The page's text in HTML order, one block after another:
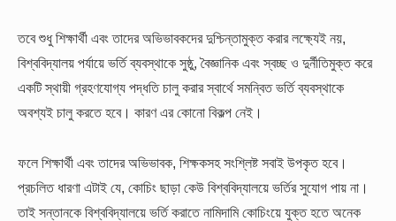
তবে শুধু শিক্ষার্থী এবং তাদের অভিভাবকদের দুশ্চিন্তামুক্ত করার লক্ষ্যেই নয়,
বিশ্ববিদ্যালয় পর্যায়ে ভর্তি ব্যবস্থাকে সুষ্ঠু, বৈজ্ঞানিক এবং স্বচ্ছ ও দুর্নীতিমুক্ত করে
একটি স্থায়ী গ্রহণযোগ্য পদ্ধতি চালু করার স্বার্থে সমন্বিত ভর্তি ব্যবস্থাকে
অবশ্যই চালু করতে হবে। কারণ এর কোনো বিকল্প নেই।
ফলে শিক্ষার্থী এবং তাদের অভিভাবক, শিক্ষকসহ সংশ্লিষ্ট সবাই উপকৃত হবে।
প্রচলিত ধারণা এটাই যে, কোচিং ছাড়া কেউ বিশ্ববিদ্যালয়ে ভর্তির সুযোগ পায় না।
তাই সন্তানকে বিশ্ববিদ্যালয়ে ভর্তি করাতে নামিদামি কোচিংয়ে যুক্ত হতে অনেক